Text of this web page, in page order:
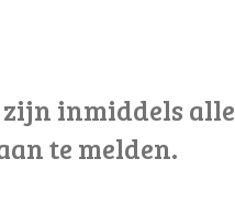
inmiddels alle
te melden.